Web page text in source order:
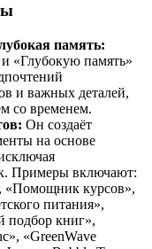
память:
«Глубокую память»
и важных деталей,
со временем.
Он создаёт
на основе
Примеры включают:
«Помощник курсов»,
питания»,
подбор книг»,
«GreenWave